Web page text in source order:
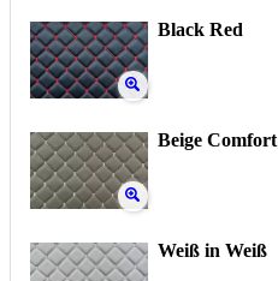
Black Red
Beige Comfort
Weiß in Weiß